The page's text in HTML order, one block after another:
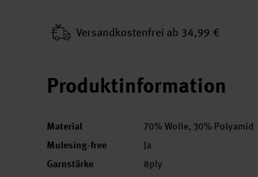
Versand­kosten­frei ab 34,99 €
Produktinformation
Material 70% Wolle, 30% Polyamid
Mulesing-free Ja
Garnstärke 8ply